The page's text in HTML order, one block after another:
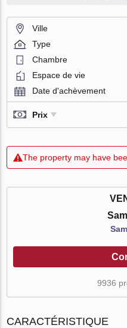
Ville
Type
Chambre
Espace de vie
Date d'achèvement
Prix
The property may have
9936
CARACTÉRISTIQUE